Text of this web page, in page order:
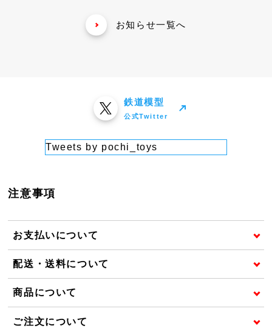
お知らせ一覧へ
鉄道模型
公式Twitter
Tweets by pochi_toys
注意事項
お支払いについて
配送・送料について
商品について
ご注文について